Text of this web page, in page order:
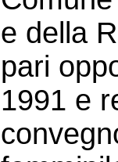
e della
pari
1991 e